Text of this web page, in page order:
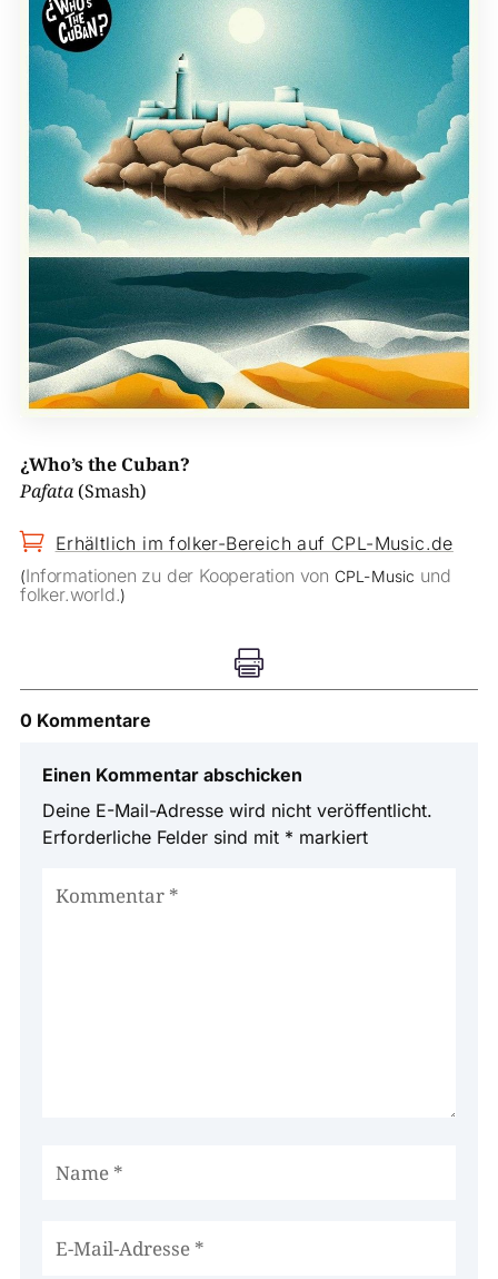
¿Who’s the Cuban?
Pafata(Smash)
 Erhältlich im folker-Bereich auf CPL-Music.de
(Informationen zu der Kooperation von CPL-Music und
folker.world.)

0 Kommentare
Einen Kommentar abschicken
Deine E-Mail-Adresse wird nicht veröffentlicht.
Erforderliche Felder sind mit * markiert